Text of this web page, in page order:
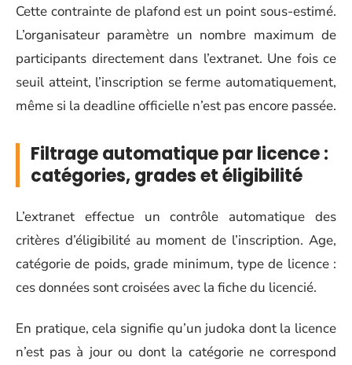
Cette contrainte de plafond est un point sous-estimé.
L’organisateur paramètre un nombre maximum de
participants directement dans l’extranet. Une fois ce
seuil atteint, l’inscription se ferme automatiquement,
même si la deadline officielle n’est pas encore passée.
Filtrage automatique par licence :
catégories, grades et éligibilité
L’extranet effectue un contrôle automatique des
critères d’éligibilité au moment de l’inscription. Age,
catégorie de poids, grade minimum, type de licence :
ces données sont croisées avec la fiche du licencié.
En pratique, cela signifie qu’un judoka dont la licence
n’est pas à jour ou dont la catégorie ne correspond